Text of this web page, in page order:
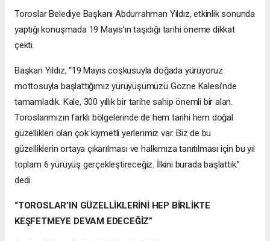
Toroslar Belediye Başkanı Abdurrahman Yıldız, etkinlik sonunda
yaptığı konuşmada 19 Mayıs’ın taşıdığı tarihi öneme dikkat
çekti.
Başkan Yıldız, “19 Mayıs coşkusuyla doğada yürüyoruz
mottosuyla başlattığımız yürüyüşümüzü Gözne Kalesi’nde
tamamladık. Kale, 300 yıllık bir tarihe sahip önemli bir alan.
Toroslarımızın farklı bölgelerinde de hem tarihi hem doğal
güzellikleri olan çok kıymetli yerlerimiz var. Biz de bu
güzelliklerin ortaya çıkarılması ve halkımıza tanıtılması için bu yıl
toplam 6 yürüyüş gerçekleştireceğiz. İlkini burada başlattık.”
dedi.
“TOROSLAR’IN GÜZELLİKLERİNİ HEP BİRLİKTE
KEŞFETMEYE DEVAM EDECEĞİZ”